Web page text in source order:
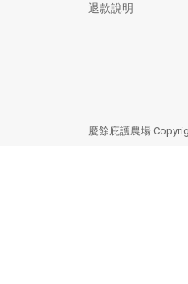
退款說明
慶餘庇護農場